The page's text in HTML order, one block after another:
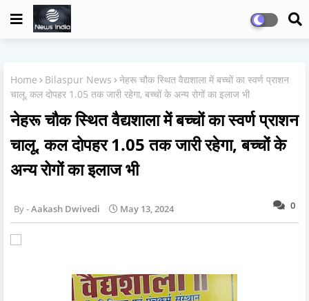
Home Bilaspur News
नेहरू चौक स्थित वैद्यशाला में बच्चों का स्वर्ण प्राशन
चालू, कल दोपहर 1.05 तक जारी रहेगा, बच्चों के अन्य रोगों का इलाज भी
नेहरू चौक स्थित वैद्यशाला में बच्चों का स्वर्ण प्राशन
चालू, कल दोपहर 1.05 तक जारी रहेगा, बच्चों के
अन्य रोगों का इलाज भी
0
Aakash Dwivedi May 13, 2024